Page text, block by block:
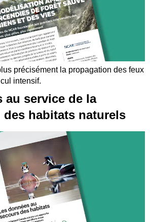
précisément la propagation des feux
intensif.
au service de la
des habitats naturels